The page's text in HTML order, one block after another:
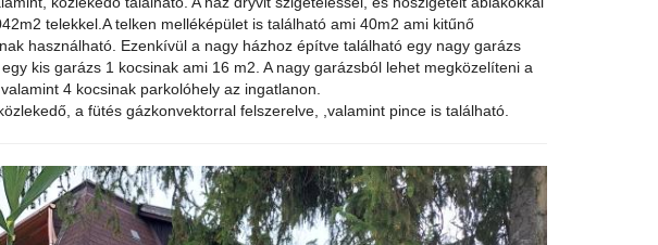
telekkel.A telken melléképület is található ami 40m2 ami kitűnő
használható. Ezenkívül a nagy házhoz építve található egy nagy garázs
kis garázs 1 kocsinak ami 16 m2. A nagy garázsból lehet megközelíteni a
4 kocsinak parkolóhely az ingatlanon.
a fütés gázkonvektorral felszerelve, ,valamint pince is található.